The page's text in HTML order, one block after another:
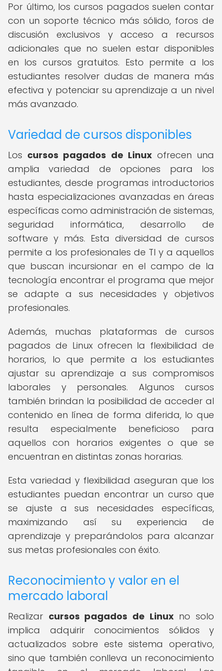
Por último, los cursos pagados suelen contar
con un soporte técnico más sólido, foros de
discusión exclusivos y acceso a recursos
adicionales que no suelen estar disponibles
en los cursos gratuitos. Esto permite a los
estudiantes resolver dudas de manera más
efectiva y potenciar su aprendizaje a un nivel
más avanzado.
Variedad de cursos disponibles
Los cursos pagados de Linuxofrecen una
amplia variedad de opciones para los
estudiantes, desde programas introductorios
hasta especializaciones avanzadas en áreas
específicas como administración de sistemas,
seguridad informática, desarrollo de
software y más. Esta diversidad de cursos
permite a los profesionales de TI y a aquellos
que buscan incursionar en el campo de la
tecnología encontrar el programa que mejor
se adapte a sus necesidades y objetivos
profesionales.
Además, muchas plataformas de cursos
pagados de Linux ofrecen la flexibilidad de
horarios, lo que permite a los estudiantes
ajustar su aprendizaje a sus compromisos
laborales y personales. Algunos cursos
también brindan la posibilidad de acceder al
contenido en línea de forma diferida, lo que
resulta especialmente beneficioso para
aquellos con horarios exigentes o que se
encuentran en distintas zonas horarias.
Esta variedad y flexibilidad aseguran que los
estudiantes puedan encontrar un curso que
se ajuste a sus necesidades específicas,
maximizando así su experiencia de
aprendizaje y preparándolos para alcanzar
sus metas profesionales con éxito.
Reconocimiento y valor en el
mercado laboral
Realizar cursos pagados de Linuxno solo
implica adquirir conocimientos sólidos y
actualizados sobre este sistema operativo,
sino que también conlleva un reconocimiento